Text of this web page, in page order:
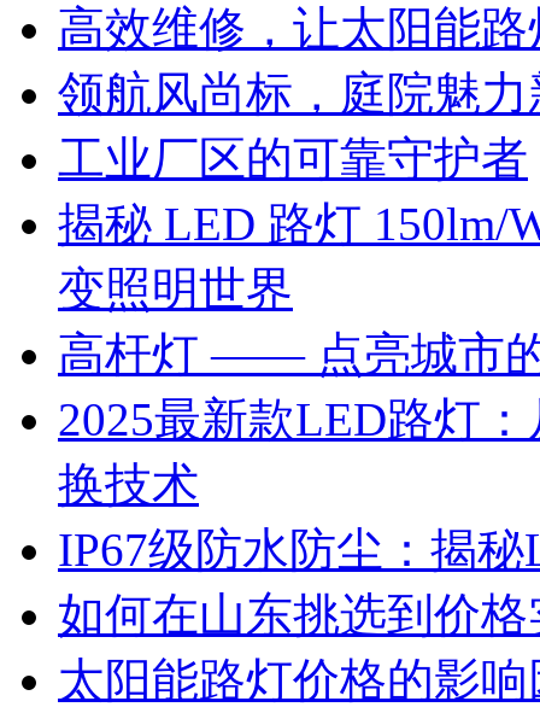
高效维修，让太阳能
领航风尚标，庭院魅
工业厂区的可靠守护者
揭秘 LED 路灯 150lm/
变照明世界
高杆灯 —— 点亮城市
2025最新款LED路灯
换技术
IP67级防水防尘：揭
如何在山东挑选到价
太阳能路灯价格的影